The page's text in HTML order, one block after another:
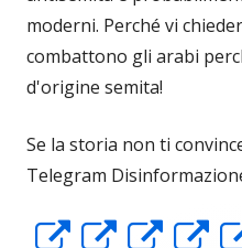
moderni. Perché vi
combattono gli arabi
d'origine semita!
Se la storia non ti
Telegram
ApreApreApre